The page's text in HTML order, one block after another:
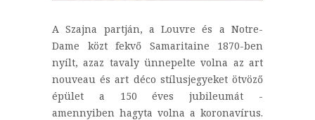
A Szajna partján, a Louvre és a Notre-
Dame közt fekvő Samaritaine 1870-ben
nyílt, azaz tavaly ünnepelte volna az art
nouveau és art déco stílusjegyeket ötvöző
épület a 150 éves jubileumát -
amennyiben hagyta volna a koronavírus.